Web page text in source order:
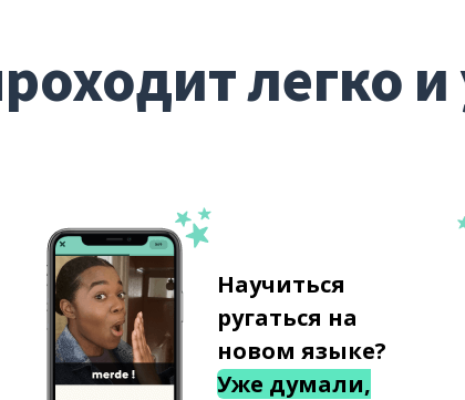
легко
Научиться
ругаться на
новом языке?
Уже думали,